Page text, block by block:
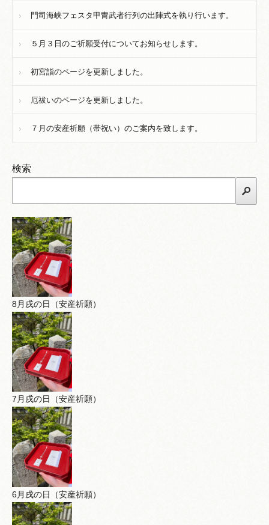
門司海峡フェスタ甲冑武者行列の出陣式を執り行います。
５月３日のご祈願受付についてお知らせします。
初宮詣のページを更新しました。
厄祓いのページを更新しました。
７月の安産祈願（帯祝い）のご案内を致します。
検索
検索
8月戌の日（安産祈願）
7月戌の日（安産祈願）
6月戌の日（安産祈願）